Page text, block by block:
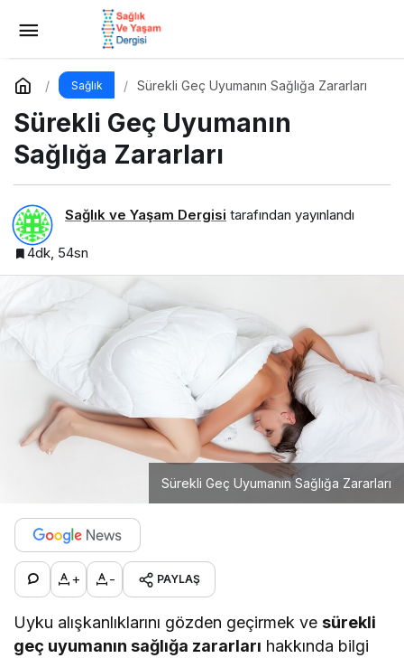
Sağlık Sürekli Geç Uyumanın Sağlığa Zararları
Sürekli Geç Uyumanın
Sağlığa Zararları
Sağlık ve Yaşam Dergisi tarafından yayınlandı
4dk, 54sn
Sürekli Geç Uyumanın Sağlığa Zararları
+ - PAYLAŞ
Uyku alışkanlıklarını gözden geçirmek vesürekli
geç uyumanın sağlığa zararları hakkında bilgi
Ekran Karşısında Yemek Yiyen Çocuklar:
Sessiz Tehlike
Yorum Yap